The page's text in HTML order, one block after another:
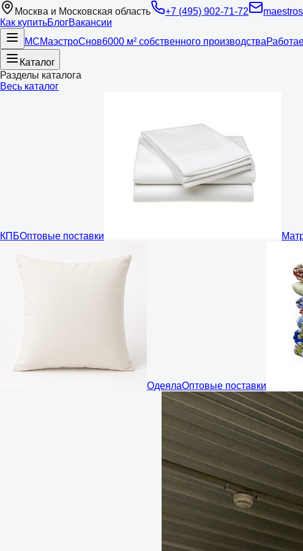
Москва и Московская область +7 (495) 902-71-72
Как купитьБлогВакансии
МСМаэстроСнов6000 м² собственного производства
Каталог
Разделы каталога
Весь каталог
КПБОптовые поставки
ОдеялаОптовые поставки